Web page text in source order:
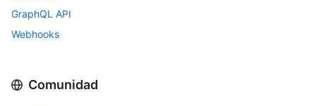
GraphQL API
Webhooks
Comunidad